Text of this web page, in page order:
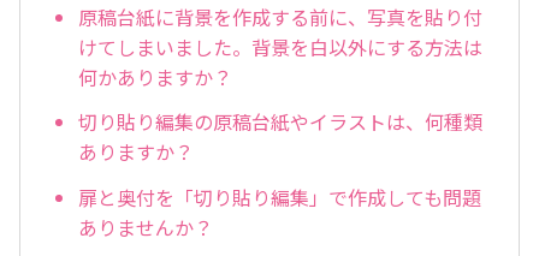
原稿台紙に背景を作成する前に、写真を貼り付
けてしまいました。背景を白以外にする方法は
何かありますか？
切り貼り編集の原稿台紙やイラストは、何種類
ありますか？
扉と奥付を「切り貼り編集」で作成しても問題
ありませんか？